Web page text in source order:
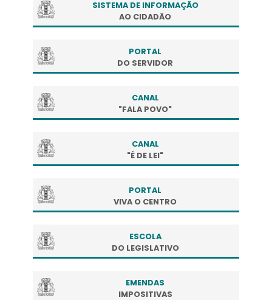
SISTEMA DE INFORMAÇÃO
AO CIDADÃO
PORTAL
DO SERVIDOR
CANAL
"FALA POVO"
CANAL
"É DE LEI"
PORTAL
VIVA O CENTRO
ESCOLA
DO LEGISLATIVO
EMENDAS
IMPOSITIVAS